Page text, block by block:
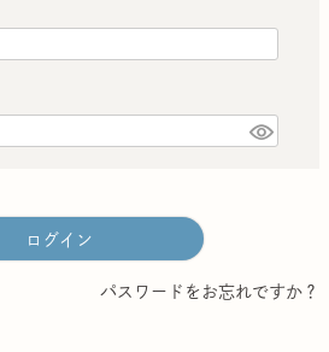
ログイン
パスワードをお忘れですか？